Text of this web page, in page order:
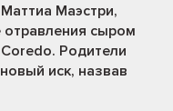
Маэстри,
сыром
Родители
иск, назвав